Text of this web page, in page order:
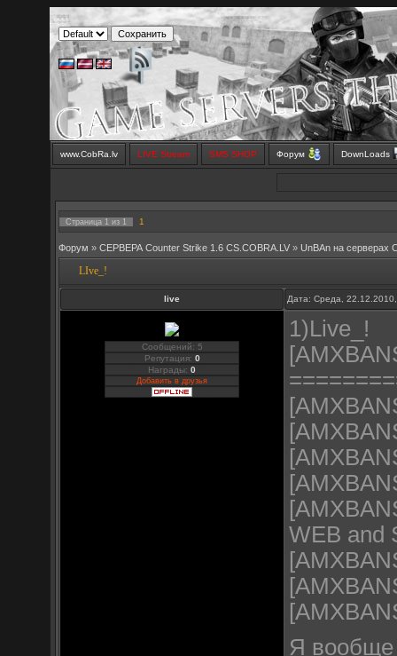
www.CobRa.lv LIVE Stream SMS SHOP Форум DownLoads
Страница 1 из 1 1
Форум » СЕРВЕРА Counter Strike 1.6 CS.COBRA.LV » UnBAn на серверах
LIve_!
live Дата: Среда,
Сообщений: 5
Репутация: 0
Награды:0
Добавить в друзья
1)Live_!
WEB and
Я вообще